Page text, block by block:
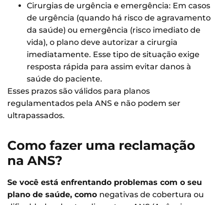
Cirurgias de urgência e emergência: Em casos
de urgência (quando há risco de agravamento
da saúde) ou emergência (risco imediato de
vida), o plano deve autorizar a cirurgia
imediatamente. Esse tipo de situação exige
resposta rápida para assim evitar danos à
saúde do paciente.
Esses prazos são válidos para planos
regulamentados pela ANS e não podem ser
ultrapassados.
Como fazer uma reclamação
na ANS?
Se você está enfrentando problemas com o seu
plano de saúde, como negativas de cobertura ou